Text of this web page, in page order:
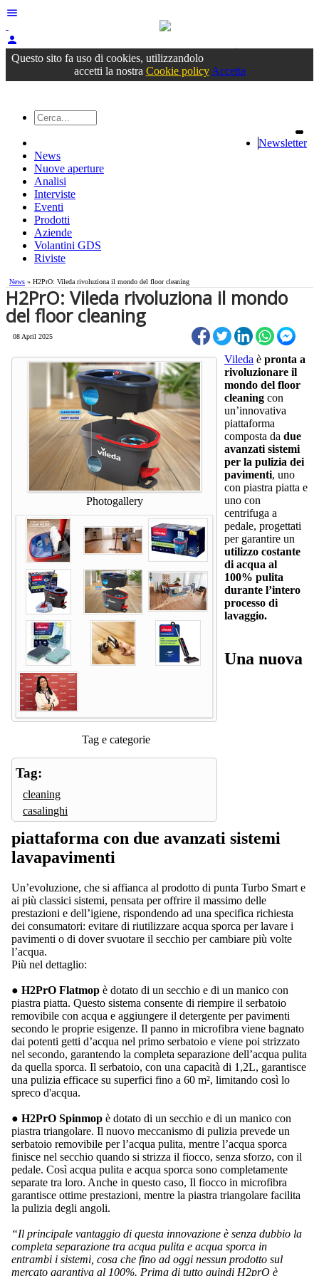
menu
person
Accedioppure registrati
Questo sito fa uso di cookies, utilizzandolo
accetti la nostra Cookie policy Accetta
Newsletter
News
Nuove aperture
Analisi
Interviste
Eventi
Prodotti
Aziende
Volantini GDS
Riviste
News » H2PrO: Vileda rivoluziona il mondo del floor cleaning
H2PrO: Vileda rivoluziona il mondo
del floor cleaning
08 April 2025
Photogallery
Tag e categorie
Tag:
cleaning
casalinghi
Vileda è pronta a
rivoluzionare il
mondo del floor
cleaning con
un’innovativa
piattaforma
composta da due
avanzati sistemi
per la pulizia dei
pavimenti, uno
con piastra piatta e
uno con
centrifuga a
pedale, progettati
per garantire un
utilizzo costante
di acqua al
100% pulita
durante l’intero
processo di
lavaggio.
Una nuova
piattaforma con due avanzati sistemi
lavapavimenti
Un’evoluzione, che si affianca al prodotto di punta Turbo Smart e
ai più classici sistemi, pensata per offrire il massimo delle
prestazioni e dell’igiene, rispondendo ad una specifica richiesta
dei consumatori: evitare di riutilizzare acqua sporca per lavare i
pavimenti o di dover svuotare il secchio per cambiare più volte
l’acqua.
Più nel dettaglio:
● H2PrO Flatmop è dotato di un secchio e di un manico con
piastra piatta. Questo sistema consente di riempire il serbatoio
removibile con acqua e aggiungere il detergente per pavimenti
secondo le proprie esigenze. Il panno in microfibra viene bagnato
dai potenti getti d’acqua nel primo serbatoio e viene poi strizzato
nel secondo, garantendo la completa separazione dell’acqua pulita
da quella sporca. Il serbatoio, con una capacità di 1,2L, garantisce
una pulizia efficace su superfici fino a 60 m², limitando così lo
spreco d'acqua.
● H2PrO Spinmop è dotato di un secchio e di un manico con
piastra triangolare. Il nuovo meccanismo di pulizia prevede un
serbatoio removibile per l’acqua pulita, mentre l’acqua sporca
finisce nel secchio quando si strizza il fiocco, senza sforzo, con il
pedale. Così acqua pulita e acqua sporca sono completamente
separate tra loro. Anche in questo caso, Il fiocco in microfibra
garantisce ottime prestazioni, mentre la piastra triangolare facilita
la pulizia degli angoli.
“Il principale vantaggio di questa innovazione è senza dubbio la
completa separazione tra acqua pulita e acqua sporca in
entrambi i sistemi, cosa che fino ad oggi nessun prodotto sul
mercato garantiva al 100%. Prima di tutto quindi H2prO è